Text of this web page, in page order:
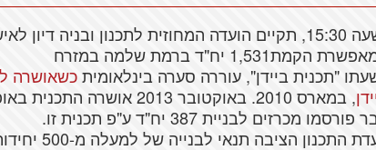
תקיים הועדה המחוזית לתכנון ובניה דיון
הקמת1,531 יח"ד ברמתשלמה במזרח
"תכנית ביידן", עוררה סערה בינלאומיתכשאושרה
, במארס באוקטובר אושרה התכנית
פורסמו מכרזים לבניית יח"ד ע"פ תכניתזו.
התכנון הציבה תנאי לבנייה של למעלה מ-500